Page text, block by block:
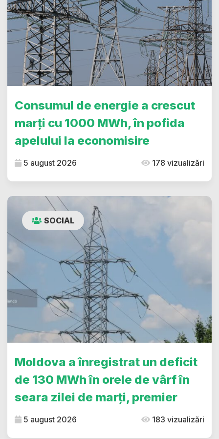
Consumul de energie a crescut
marți cu 1000 MWh, în pofida
apelului la economisire
5 august 2026 178 vizualizări
SOCIAL
Moldova a înregistrat un deficit
de 130 MWh în orele de vârf în
seara zilei de marți, premier
5 august 2026 183 vizualizări